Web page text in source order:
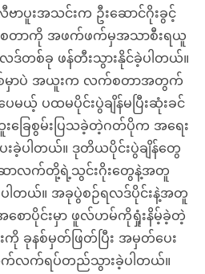
ပူးအသင်းက ဦးဆောင်ဂိုးခွင့်
က်စတာကို အဖက်ဖက်မှအသာစီးရယူ
ဒ်တစ်ခု ဖန်တီးသွားနိုင်ခဲ့ပါတယ်။
စ်မှာပဲ အယူးက လက်စတာအတွက်
မယ့် ပထမပိုင်းပွဲချိန်မပြီးဆုံးခင်
ြေစွမ်းပြသခဲ့တဲ့ဂတ်ပိုက အရေး
းခဲ့ပါတယ်။ ဒုတိယပိုင်းပွဲချိန်တွေ
မိုဆာလက်တို့ရဲ့သွင်းဂိုးတွေနဲ့အတူ
ပါတယ်။ အခုပွဲစဉ်ရလဒ်ပိုင်းနဲ့အတူ
ောပိုင်းမှာ ဖူလ်ဟမ်ကိုရှုံးနိမ့်ခဲ့တဲ့
ခုနစ်မှတ်ဖြတ်ပြီး အမှတ်ပေး
က်လက်ရပ်တည်သွားခဲ့ပါတယ်။